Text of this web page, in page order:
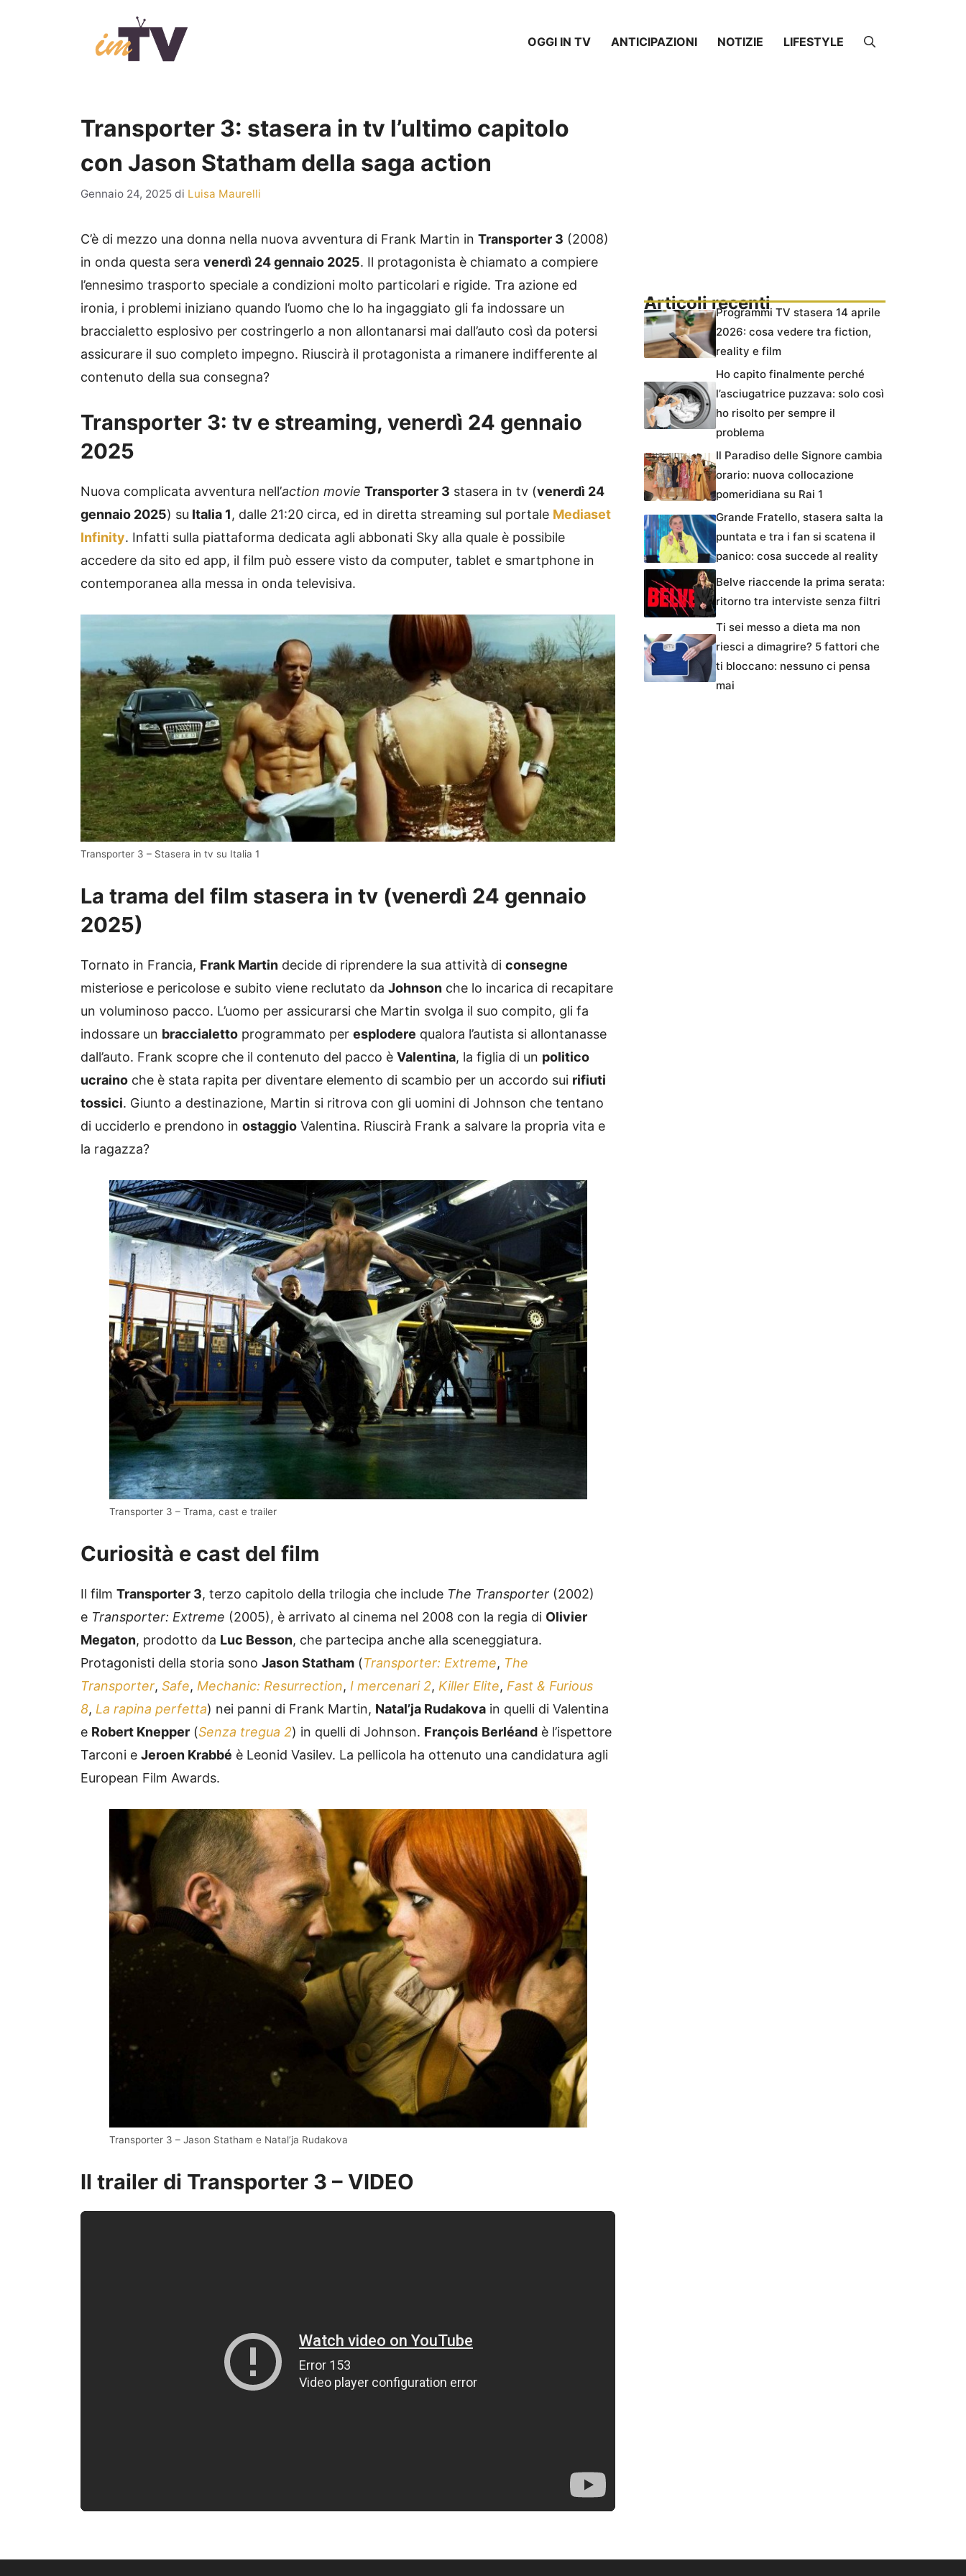
OGGI IN TV ANTICIPAZIONI NOTIZIE LIFESTYLE
Transporter 3: stasera in tv l’ultimo capitolo
con Jason Statham della saga action
Gennaio 24, 2025 di Luisa Maurelli
C’è di mezzo una donna nella nuova avventura di Frank Martin in Transporter 3 (2008)
in onda questa sera venerdì 24 gennaio 2025. Il protagonista è chiamato a compiere
l’ennesimo trasporto speciale a condizioni molto particolari e rigide. Tra azione ed
ironia, i problemi iniziano quando l’uomo che lo ha ingaggiato gli fa indossare un
braccialetto esplosivo per costringerlo a non allontanarsi mai dall’auto così da potersi
assicurare il suo completo impegno. Riuscirà il protagonista a rimanere indifferente al
contenuto della sua consegna?
Transporter 3: tv e streaming, venerdì 24 gennaio
2025
Nuova complicata avventura nell’action movie Transporter 3 stasera in tv (venerdì 24
gennaio 2025) su Italia 1, dalle 21:20 circa, ed in diretta streaming sul portale Mediaset
Infinity. Infatti sulla piattaforma dedicata agli abbonati Sky alla quale è possibile
accedere da sito ed app, il film può essere visto da computer, tablet e smartphone in
contemporanea alla messa in onda televisiva.
Transporter 3 – Stasera in tv su Italia 1
La trama del film stasera in tv (venerdì 24 gennaio
2025)
Tornato in Francia, Frank Martin decide di riprendere la sua attività di consegne
misteriose e pericolose e subito viene reclutato da Johnson che lo incarica di recapitare
un voluminoso pacco. L’uomo per assicurarsi che Martin svolga il suo compito, gli fa
indossare un braccialetto programmato per esplodere qualora l’autista si allontanasse
dall’auto. Frank scopre che il contenuto del pacco è Valentina, la figlia di un politico
ucraino che è stata rapita per diventare elemento di scambio per un accordo sui rifiuti
tossici. Giunto a destinazione, Martin si ritrova con gli uomini di Johnson che tentano
di ucciderlo e prendono in ostaggio Valentina. Riuscirà Frank a salvare la propria vita e
la ragazza?
Transporter 3 – Trama, cast e trailer
Curiosità e cast del film
Il film Transporter 3, terzo capitolo della trilogia che include The Transporter (2002)
e Transporter: Extreme (2005), è arrivato al cinema nel 2008 con la regia di Olivier
Megaton, prodotto da Luc Besson, che partecipa anche alla sceneggiatura.
Protagonisti della storia sono Jason Statham (Transporter: Extreme, The
Transporter, Safe, Mechanic: Resurrection, I mercenari 2, Killer Elite, Fast & Furious
8, La rapina perfetta) nei panni di Frank Martin, Natal’ja Rudakova in quelli di Valentina
e Robert Knepper (Senza tregua 2) in quelli di Johnson. François Berléand è l’ispettore
Tarconi e Jeroen Krabbé è Leonid Vasilev. La pellicola ha ottenuto una candidatura agli
European Film Awards.
Transporter 3 – Jason Statham e Natal’ja Rudakova
Il trailer di Transporter 3 – VIDEO
Articoli recentiProgrammi TV stasera 14 aprile
2026: cosa vedere tra fiction,
reality e film
Ho capito finalmente perché
l’asciugatrice puzzava: solo così
ho risolto per sempre il
problema
Il Paradiso delle Signore cambia
orario: nuova collocazione
pomeridiana su Rai 1
Grande Fratello, stasera salta la
puntata e tra i fan si scatena il
panico: cosa succede al reality
Belve riaccende la prima serata:
ritorno tra interviste senza filtri
Ti sei messo a dieta ma non
riesci a dimagrire? 5 fattori che
ti bloccano: nessuno ci pensa
mai